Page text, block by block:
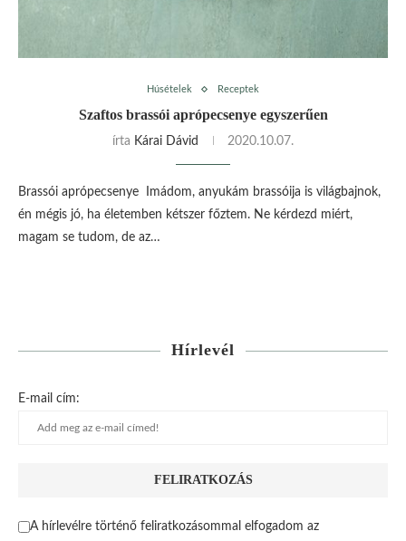
Húsételek Receptek
Szaftos brassói aprópecsenye egyszerűen
írta Kárai Dávid 2020.10.07.
Brassói aprópecsenye Imádom, anyukám brassóija is világbajnok,
én mégis jó, ha életemben kétszer főztem. Ne kérdezd miért,
magam se tudom, de az…
Hírlevél
E-mail cím:
A hírlevélre történő feliratkozásommal elfogadom az